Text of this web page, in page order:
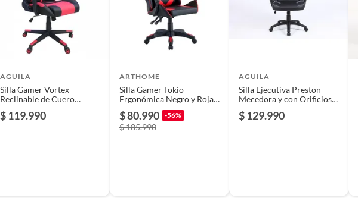
AGUILA
Silla Gamer Vortex
Reclinable de Cuero
$ 119.990
ARTHOME
Silla Gamer Tokio
Ergonómica Negro y Roja
$ 80.990 -56%
$ 185.990
AGUILA
Silla Ejecutiva Preston
Mecedora y con Orificios
Sintético
$ 129.990